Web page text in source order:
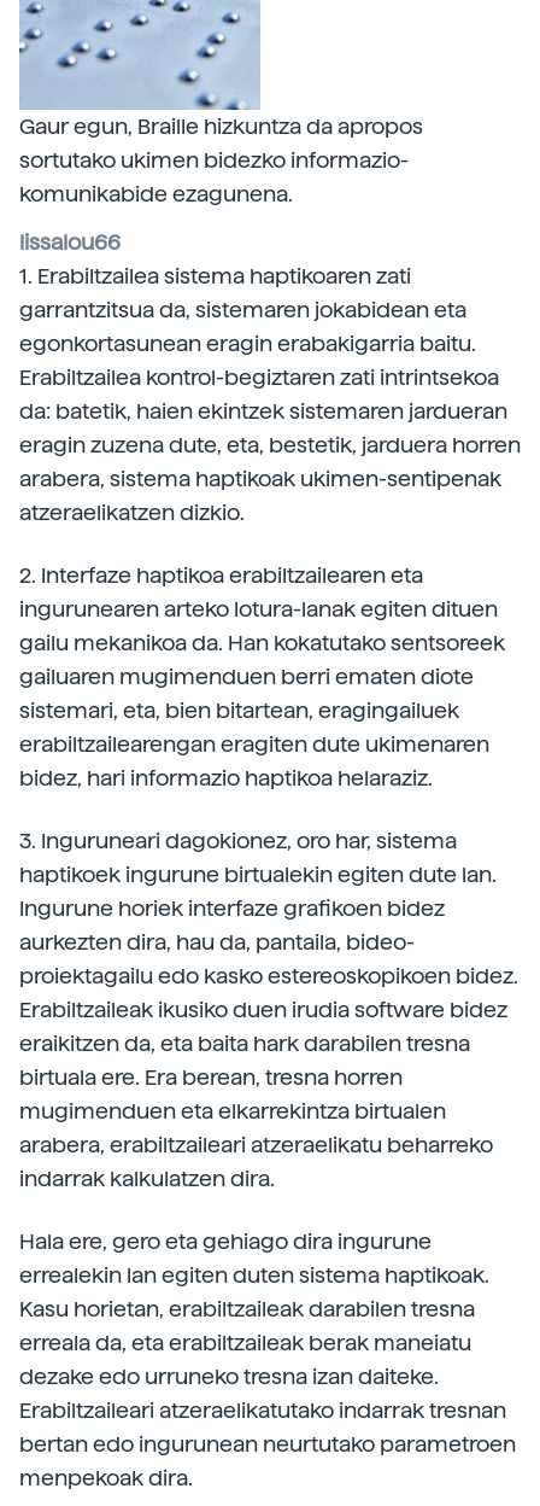
Gaur egun, Braille hizkuntza da apropos
sortutako ukimen bidezko informazio-
komunikabide ezagunena.
lissalou66
1. Erabiltzailea sistema haptikoaren zati
garrantzitsua da, sistemaren jokabidean eta
egonkortasunean eragin erabakigarria baitu.
Erabiltzailea kontrol-begiztaren zati intrintsekoa
da: batetik, haien ekintzek sistemaren jardueran
eragin zuzena dute, eta, bestetik, jarduera horren
arabera, sistema haptikoak ukimen-sentipenak
atzeraelikatzen dizkio.
2. Interfaze haptikoa erabiltzailearen eta
ingurunearen arteko lotura-lanak egiten dituen
gailu mekanikoa da. Han kokatutako sentsoreek
gailuaren mugimenduen berri ematen diote
sistemari, eta, bien bitartean, eragingailuek
erabiltzailearengan eragiten dute ukimenaren
bidez, hari informazio haptikoa helaraziz.
3. Inguruneari dagokionez, oro har, sistema
haptikoek ingurune birtualekin egiten dute lan.
Ingurune horiek interfaze grafikoen bidez
aurkezten dira, hau da, pantaila, bideo-
proiektagailu edo kasko estereoskopikoen bidez.
Erabiltzaileak ikusiko duen irudia software bidez
eraikitzen da, eta baita hark darabilen tresna
birtuala ere. Era berean, tresna horren
mugimenduen eta elkarrekintza birtualen
arabera, erabiltzaileari atzeraelikatu beharreko
indarrak kalkulatzen dira.
Hala ere, gero eta gehiago dira ingurune
errealekin lan egiten duten sistema haptikoak.
Kasu horietan, erabiltzaileak darabilen tresna
erreala da, eta erabiltzaileak berak maneiatu
dezake edo urruneko tresna izan daiteke.
Erabiltzaileari atzeraelikatutako indarrak tresnan
bertan edo ingurunean neurtutako parametroen
menpekoak dira.